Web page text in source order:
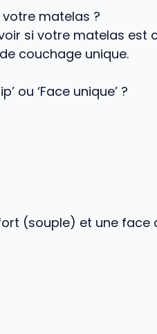
matelas ?
si votre matelas est
couchage unique.
ou ‘Face unique’ ?
(souple) et une face